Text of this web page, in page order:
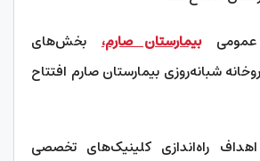
عمومیبیمارستان صارم،بخش‌های
شبانه‌روزی بیمارستان صارم افتتاح
راه‌اندازی کلینیک‌های تخصصی